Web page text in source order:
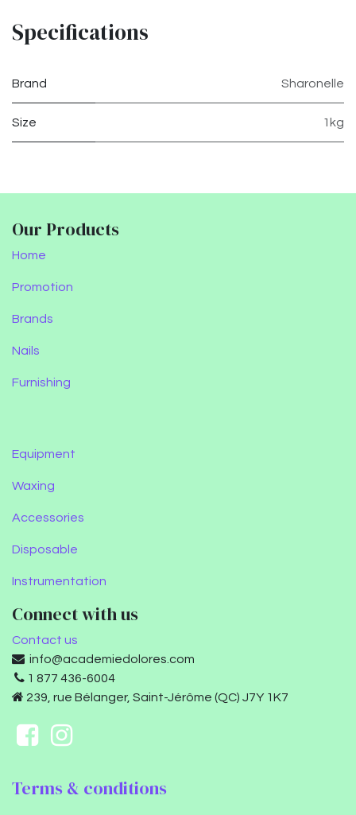
Specifications
Brand Sharonelle
Size 1kg
Our Products
Home
Promotion
Brands
Nails
Furnishing
Equipment
Waxing
Accessories
Disposable
Instrumentation
Connect with us
Contact us
info@academiedolores.com
1 877 436-6004
239, rue Bélanger, Saint-Jérôme (QC) J7Y 1K7
Terms & conditions